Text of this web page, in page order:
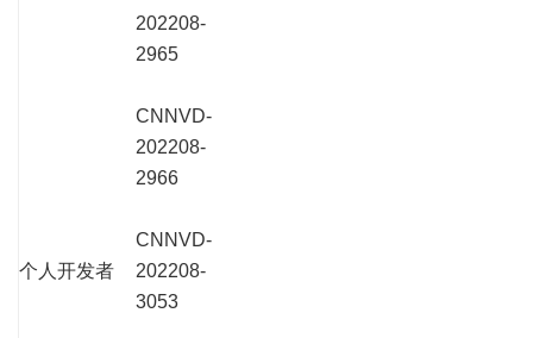
个人开发者
202208-
2965
CNNVD-
202208-
2966
CNNVD-
202208-
3053